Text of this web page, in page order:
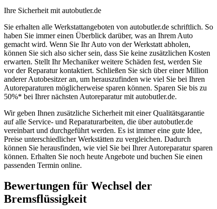
Ihre Sicherheit mit autobutler.de
Sie erhalten alle Werkstattangeboten von autobutler.de schriftlich. So
haben Sie immer einen Überblick darüber, was an Ihrem Auto
gemacht wird. Wenn Sie Ihr Auto von der Werkstatt abholen,
können Sie sich also sicher sein, dass Sie keine zusätzlichen Kosten
erwarten. Stellt Ihr Mechaniker weitere Schäden fest, werden Sie
vor der Reparatur kontaktiert. Schließen Sie sich über einer Million
anderer Autobesitzer an, um herauszufinden wie viel Sie bei Ihren
Autoreparaturen möglicherweise sparen können. Sparen Sie bis zu
50%* bei Ihrer nächsten Autoreparatur mit autobutler.de.
Wir geben Ihnen zusätzliche Sicherheit mit einer Qualitätsgarantie
auf alle Service- und Reparaturarbeiten, die über autobutler.de
vereinbart und durchgeführt werden. Es ist immer eine gute Idee,
Preise unterschiedlicher Werkstätten zu vergleichen. Dadurch
können Sie herausfinden, wie viel Sie bei Ihrer Autoreparatur sparen
können. Erhalten Sie noch heute Angebote und buchen Sie einen
passenden Termin online.
Bewertungen für Wechsel der
Bremsflüssigkeit